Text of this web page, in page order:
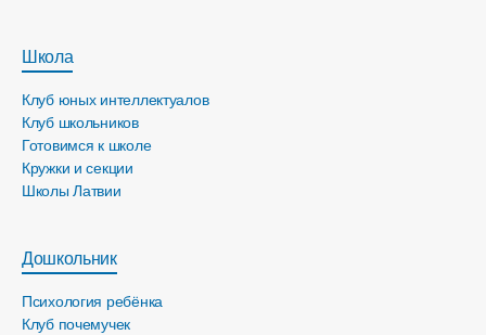
Школа
Клуб юных интеллектуалов
Клуб школьников
Готовимся к школе
Кружки и секции
Школы Латвии
Дошкольник
Психология ребёнка
Клуб почемучек